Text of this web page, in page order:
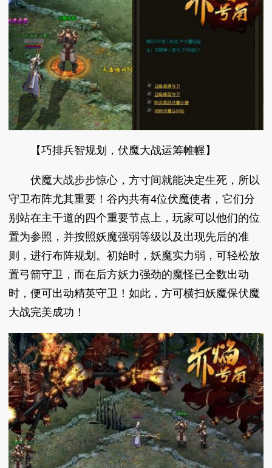
【巧排兵智规划，伏魔大战运筹帷幄】
伏魔大战步步惊心，方寸间就能决定生死，所以
守卫布阵尤其重要！谷内共有4位伏魔使者，它们分
别站在主干道的四个重要节点上，玩家可以他们的位
置为参照，并按照妖魔强弱等级以及出现先后的准
则，进行布阵规划。初始时，妖魔实力弱，可轻松放
置弓箭守卫，而在后方妖力强劲的魔怪已全数出动
时，便可出动精英守卫！如此，方可横扫妖魔保伏魔
大战完美成功！